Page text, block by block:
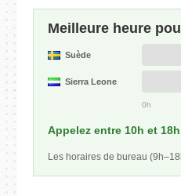
Meilleure heure
Suède
Sierra Leone
0h
Appelez entre 10h et 18h
Les horaires de bureau